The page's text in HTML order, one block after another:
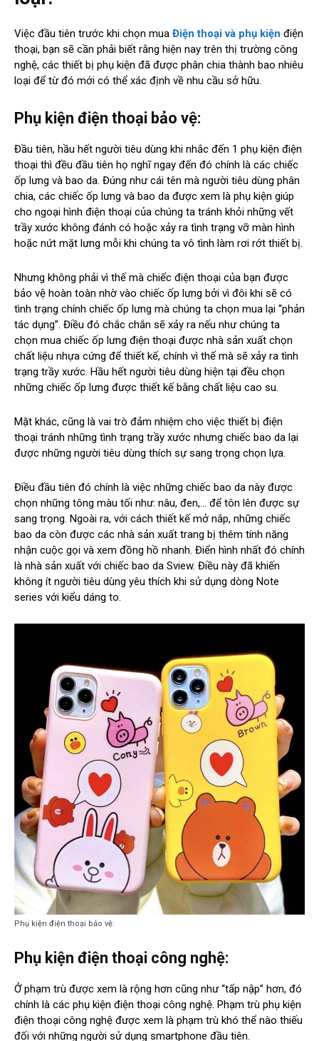
Việc đầu tiên trước khi chọn mua Điện thoại và phụ kiện điện
thoại, bạn sẽ cần phải biết rằng hiện nay trên thị trường công
nghệ, các thiết bị phụ kiện đã được phân chia thành bao nhiêu
loại để từ đó mới có thể xác định về nhu cầu sở hữu.
Phụ kiện điện thoại bảo vệ:
Đầu tiên, hầu hết người tiêu dùng khi nhắc đến 1 phụ kiện điện
thoại thì đều đầu tiên họ nghĩ ngay đến đó chính là các chiếc
ốp lưng và bao da. Đúng như cái tên mà người tiêu dùng phân
chia, các chiếc ốp lưng và bao da được xem là phụ kiện giúp
cho ngoại hình điện thoại của chúng ta tránh khỏi những vết
trầy xước không đánh có hoặc xảy ra tình trạng vỡ màn hình
hoặc nứt mặt lưng mỗi khi chúng ta vô tình làm rơi rớt thiết bị.
Nhưng không phải vì thế mà chiếc điện thoại của bạn được
bảo vệ hoàn toàn nhờ vào chiếc ốp lưng bởi vì đôi khi sẽ có
tình trạng chính chiếc ốp lưng mà chúng ta chọn mua lại “phản
tác dụng”. Điều đó chắc chắn sẽ xảy ra nếu như chúng ta
chọn mua chiếc ốp lưng điện thoại được nhà sản xuất chọn
chất liệu nhựa cứng để thiết kế, chính vì thế mà sẽ xảy ra tình
trạng trầy xước. Hầu hết người tiêu dùng hiện tại đều chọn
những chiếc ốp lưng được thiết kế bằng chất liệu cao su.
Mặt khác, cũng là vai trò đảm nhiệm cho việc thiết bị điện
thoại tránh những tình trạng trầy xước nhưng chiếc bao da lại
được những người tiêu dùng thích sự sang trọng chọn lựa.
Điều đầu tiên đó chính là việc những chiếc bao da này được
chọn những tông màu tối như: nâu, đen,… để tôn lên được sự
sang trọng. Ngoài ra, với cách thiết kế mở nắp, những chiếc
bao da còn được các nhà sản xuất trang bị thêm tính năng
nhận cuộc gọi và xem đồng hồ nhanh. Điển hình nhất đó chính
là nhà sản xuất với chiếc bao da Sview. Điều này đã khiến
không ít người tiêu dùng yêu thích khi sử dụng dòng Note
series với kiểu dáng to.
Phụ kiện điện thoại bảo vệ:
Phụ kiện điện thoại công nghệ:
Ở phạm trù được xem là rộng hơn cũng như “tấp nập” hơn, đó
chính là các phụ kiện điện thoại công nghệ. Phạm trù phụ kiện
điện thoại công nghệ được xem là phạm trù khó thể nào thiếu
đối với những người sử dụng smartphone đầu tiên.